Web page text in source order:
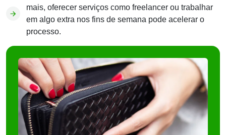
mais, oferecer serviços como freelancer ou trabalhar
em algo extra nos fins de semana pode acelerar o
processo.